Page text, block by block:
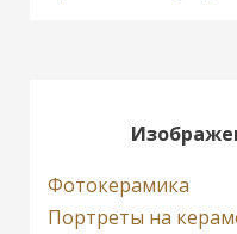
Фотокерамика
Портреты на